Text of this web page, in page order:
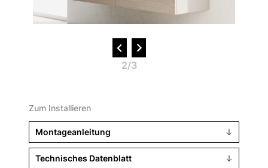
2/3
Zum Installieren
Montageanleitung
Technisches Datenblatt